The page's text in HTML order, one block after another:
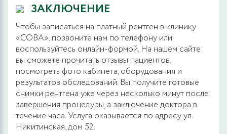
ЗАКЛЮЧЕНИЕ
Чтобы записаться на платный рентген в клинику
«СОВА», позвоните нам по телефону или
воспользуйтесь онлайн-формой. На нашем сайте
вы сможете прочитать отзывы пациентов,
посмотреть фото кабинета, оборудования и
результатов обследований. Вы получите готовые
снимки рентгена уже через несколько минут после
завершения процедуры, а заключение доктора в
течение часа. Услуга оказывается по адресу ул.
Никитинская, дом 52.